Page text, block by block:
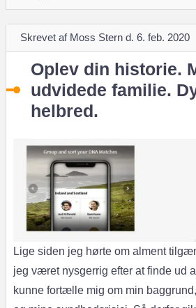
Skrevet af Moss Stern d. 6. feb. 2020
Oplev din historie.
udvidede familie.
helbred.
Lige siden jeg hørte om alment
jeg været nysgerrig efter at finde ud
kunne fortælle mig om min